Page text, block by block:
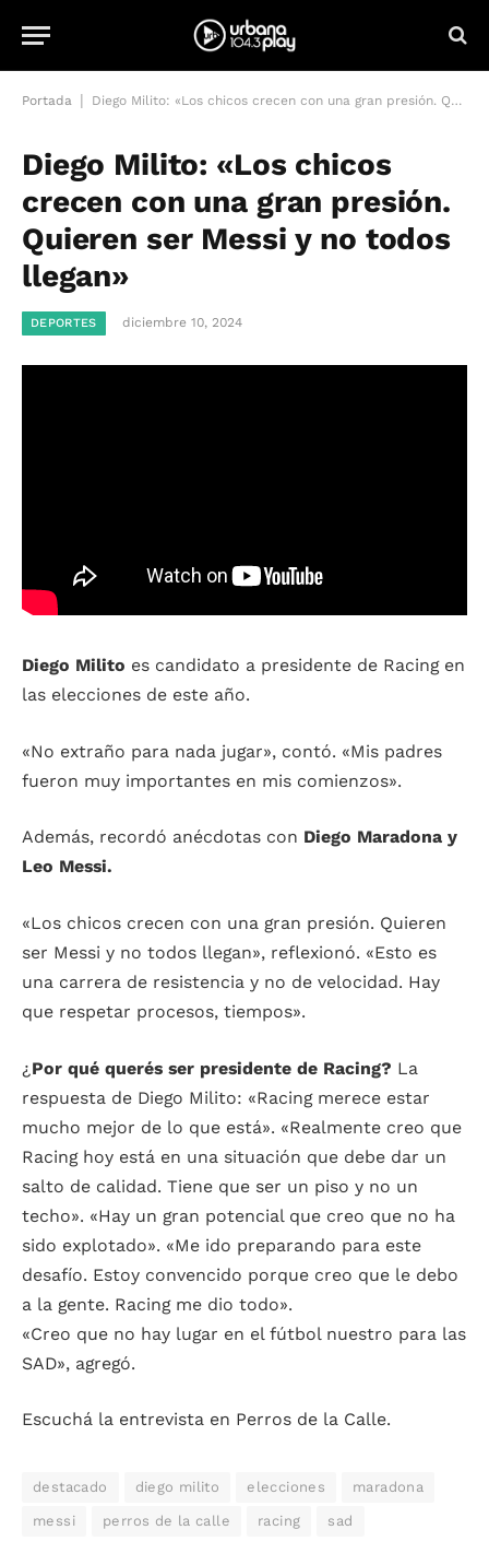
Portada Diego Milito: «Los chicos crecen con una gran presión. Quieren ser Messi y no todos llegan»
Diego Milito: «Los chicos
crecen con una gran presión.
Quieren ser Messi y no todos
llegan»
DEPORTES diciembre 10, 2024
Diego Milito es candidato a presidente de Racing en
las elecciones de este año.
«No extraño para nada jugar», contó. «Mis padres
fueron muy importantes en mis comienzos».
Además, recordó anécdotas con Diego Maradona y
Leo Messi.
«Los chicos crecen con una gran presión. Quieren
ser Messi y no todos llegan», reflexionó. «Esto es
una carrera de resistencia y no de velocidad. Hay
que respetar procesos, tiempos».
¿ Por qué querés ser presidente de Racing? La
respuesta de Diego Milito: «Racing merece estar
mucho mejor de lo que está». «Realmente creo que
Racing hoy está en una situación que debe dar un
salto de calidad. Tiene que ser un piso y no un
techo». «Hay un gran potencial que creo que no ha
sido explotado». «Me ido preparando para este
desafío. Estoy convencido porque creo que le debo
a la gente. Racing me dio todo».
«Creo que no hay lugar en el fútbol nuestro para las
SAD», agregó.
Escuchá la entrevista en Perros de la Calle.
destacado diego milito elecciones maradona
messi perros de la calle racing sad